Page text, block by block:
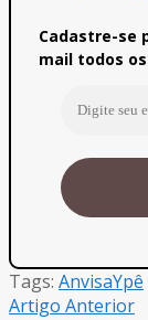
Cadastre-se
mail todos
Tags: AnvisaYpê
Artigo Anterior